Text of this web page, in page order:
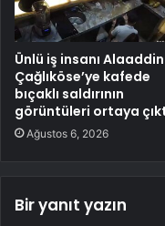
Ünlü iş insanı Alaaddin
Çağlıköse’ye kafede
bıçaklı saldırının
görüntüleri ortaya
Ağustos 6, 2026
Bir yanıt yazın